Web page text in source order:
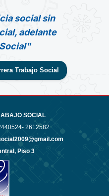
social sin
adelante
Trabajo Social
SOCIAL
2612582
Piso 3